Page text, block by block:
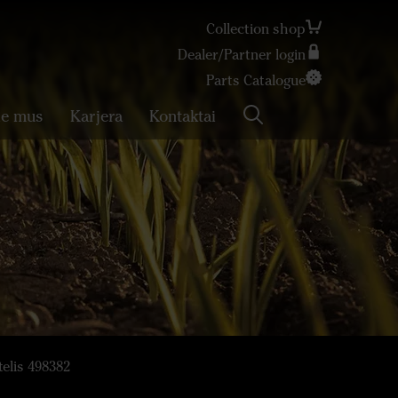
Collection shop
Dealer/Partner login
Parts Catalogue
mus Karjera Kontaktai
498382